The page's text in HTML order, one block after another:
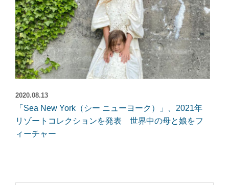
2020.08.13
「Sea New York（シー ニューヨーク）」、2021年
リゾートコレクションを発表 世界中の母と娘をフ
ィーチャー